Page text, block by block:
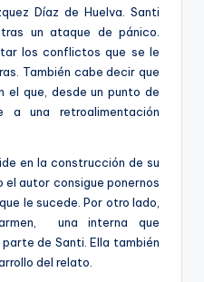
Díaz de Huelva. Santi
un ataque de pánico.
los conflictos que se le
También cabe decir que
el que, desde un punto de
a una retroalimentación
en la construcción de su
el autor consigue ponernos
le sucede. Por otro lado,
una interna que
de Santi. Ella también
del relato.